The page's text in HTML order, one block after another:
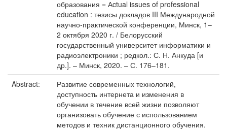
образования = Аctual issues of professional
education : тезисы докладов III Международной
научно-практической конференции, Минск, 1–
2 октября 2020 г. / Белорусский
государственный университет информатики и
радиоэлектроники ; редкол.: С. Н. Анкуда [и
др.]. – Минск, 2020. – С. 176–181.
Abstract:
Развитие современных технологий,
доступность интернета и изменения в
обучении в течение всей жизни позволяют
организовать обучение с использованием
методов и техник дистанционного обучения.